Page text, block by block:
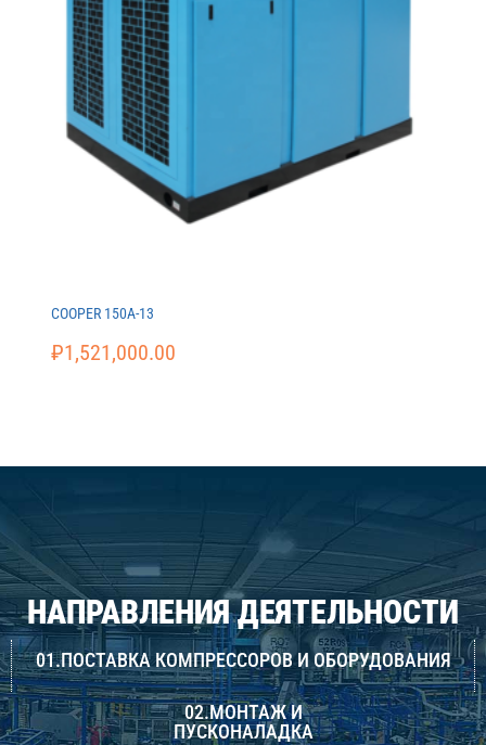
COOPER 150A-13
₽1,521,000.00
НАПРАВЛЕНИЯ ДЕЯТЕЛЬНОСТИ
01.ПОСТАВКА КОМПРЕССОРОВ И ОБОРУДОВАНИЯ
02.МОНТАЖ И
ПУСКОНАЛАДКА